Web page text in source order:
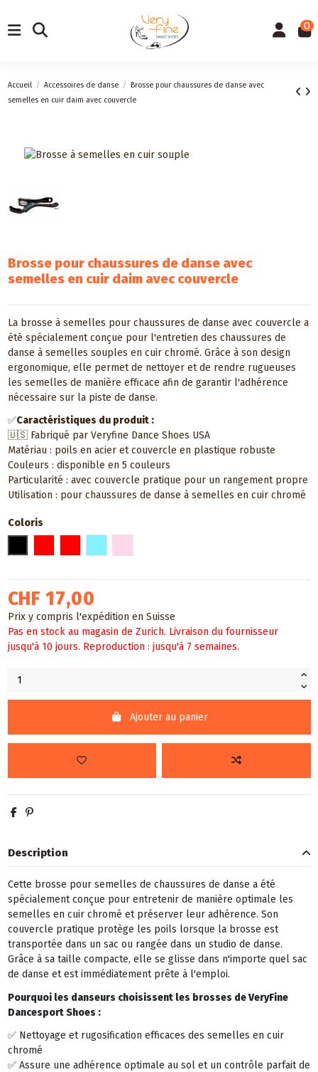
0
Accueil Accessoires de danse
Brosse pour chaussures de danse avec
semelles en cuir daim avec couvercle
Brosse pour chaussures de danse avec
semelles en cuir daim avec couvercle
La brosse à semelles pour chaussures de danse avec couvercle a
été spécialement conçue pour l'entretien des chaussures de
danse à semelles souples en cuir chromé. Grâce à son design
ergonomique, elle permet de nettoyer et de rendre rugueuses
les semelles de manière efficace afin de garantir l'adhérence
nécessaire sur la piste de danse.
✅Caractéristiques du produit :
🇺🇸 Fabriqué par Veryfine Dance Shoes USA
Matériau : poils en acier et couvercle en plastique robuste
Couleurs : disponible en 5 couleurs
Particularité : avec couvercle pratique pour un rangement propre
Utilisation : pour chaussures de danse à semelles en cuir chromé
Coloris
CHF 17,00
Prix y compris l'expédition en Suisse
Pas en stock au magasin de Zurich. Livraison du fournisseur
jusqu'à 10 jours. Reproduction : jusqu'à 7 semaines.
Ajouter au panier
Description
Cette brosse pour semelles de chaussures de danse a été
spécialement conçue pour entretenir de manière optimale les
semelles en cuir chromé et préserver leur adhérence. Son
couvercle pratique protège les poils lorsque la brosse est
transportée dans un sac ou rangée dans un studio de danse.
Grâce à sa taille compacte, elle se glisse dans n'importe quel sac
de danse et est immédiatement prête à l'emploi.
Pourquoi les danseurs choisissent les brosses de VeryFine
Dancesport Shoes :
✅ Nettoyage et rugosification efficaces des semelles en cuir
chromé
✅ Assure une adhérence optimale au sol et un contrôle parfait de